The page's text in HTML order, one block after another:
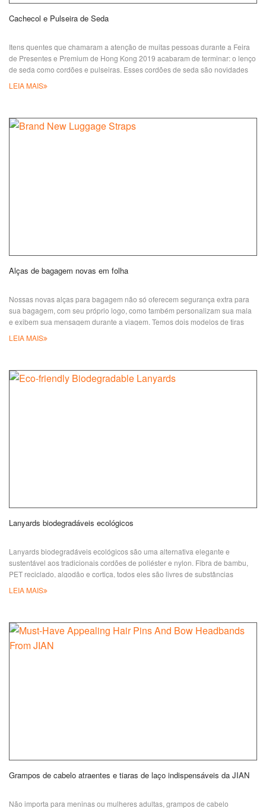
Cachecol e Pulseira de Seda
Itens quentes que chamaram a atenção de muitas pessoas durante a Feira
de Presentes e Premium de Hong Kong 2019 acabaram de terminar: o lenço
de seda como cordões e pulseiras. Esses cordões de seda são novidades
para serem usados como decoração diária de moda ou presentes para
LEIA MAIS
Alças de bagagem novas em folha
Nossas novas alças para bagagem não só oferecem segurança extra para
sua bagagem, com seu próprio logo, como também personalizam sua mala
e exibem sua mensagem durante a viagem. Temos dois modelos de tiras
você pode escolher adicionar um porta-cartão ou um cadeado para
LEIA MAIS
Lanyards biodegradáveis ecológicos
Lanyards biodegradáveis ecológicos são uma alternativa elegante e
sustentável aos tradicionais cordões de poliéster e nylon. Fibra de bambu,
PET reciclado, algodão e cortiça, todos eles são livres de substâncias
solar. O processo de decomposição não causa nenhuma poluição no meio
LEIA MAIS
Grampos de cabelo atraentes e tiaras de laço indispensáveis da JIAN
Não importa para meninas ou mulheres adultas, grampos de cabelo